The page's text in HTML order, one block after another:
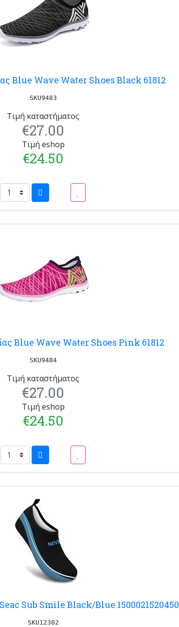
Blue Wave Water Shoes Black 61812
SKU9483
Τιμή καταστήματος
€27.00
Τιμή eshop
€24.50
Blue Wave Water Shoes Pink 61812
SKU9484
Τιμή καταστήματος
€27.00
Τιμή eshop
€24.50
Sub Smile Black/Blue 1500021520450
SKU12302